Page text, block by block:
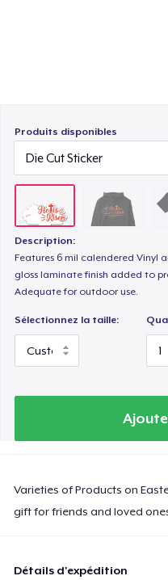
Produits disponibles
Description:
Features 6 mil calendered Vinyl
gloss laminate finish added to
Adequate for outdoor use.
Sélectionnez la taille:
Varieties of Products on
gift for friends and loved
Détails d'expédition